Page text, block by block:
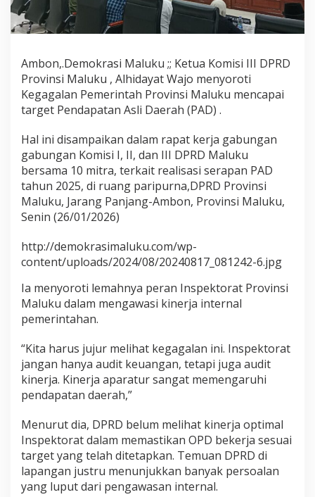
r
j
a
P
D
&
I
n
p
e
k
t
o
r
a
e
r
a
i
t
n
c
a
a
a
n
T
r
g
Ambon,.Demokrasi Maluku ;; Ketua Komisi III DPRD
Provinsi Maluku , Alhidayat Wajo menyoroti
Kegagalan Pemerintah Provinsi Maluku mencapai
target Pendapatan Asli Daerah (PAD) .
Hal ini disampaikan dalam rapat kerja gabungan
gabungan Komisi I, II, dan III DPRD Maluku
bersama 10 mitra, terkait realisasi serapan PAD
tahun 2025, di ruang paripurna,DPRD Provinsi
Maluku, Jarang Panjang-Ambon, Provinsi Maluku,
Senin (26/01/2026)
http://demokrasimaluku.com/wp-
content/uploads/2024/08/20240817_081242-6.jpg
Ia menyoroti lemahnya peran Inspektorat Provinsi
Maluku dalam mengawasi kinerja internal
pemerintahan.
“Kita harus jujur melihat kegagalan ini. Inspektorat
jangan hanya audit keuangan, tetapi juga audit
kinerja. Kinerja aparatur sangat memengaruhi
pendapatan daerah,”
Menurut dia, DPRD belum melihat kinerja optimal
Inspektorat dalam memastikan OPD bekerja sesuai
target yang telah ditetapkan. Temuan DPRD di
lapangan justru menunjukkan banyak persoalan
yang luput dari pengawasan internal.